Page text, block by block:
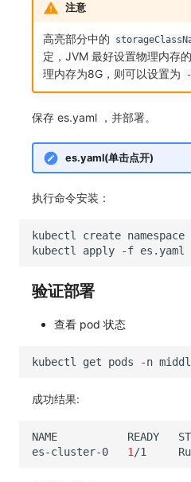
注意
高亮部分中的
定，JVM 最好设置物理内存
理内存为8G，则可以设置为
保存 es.yaml ，并部署。
es.yaml(单击点开)
执行命令安装：
kubectl create namespace
kubectl
apply -f
验证部署
查看 pod 状态
kubectl get pods -n
成功结果:
NAME READY
es-cluster-0
1 /1